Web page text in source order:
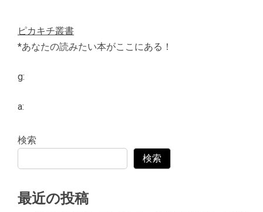
ピカキチ叢書
*あなたの読みたい本がここにある！
g:
a:
検索
検索
最近の投稿